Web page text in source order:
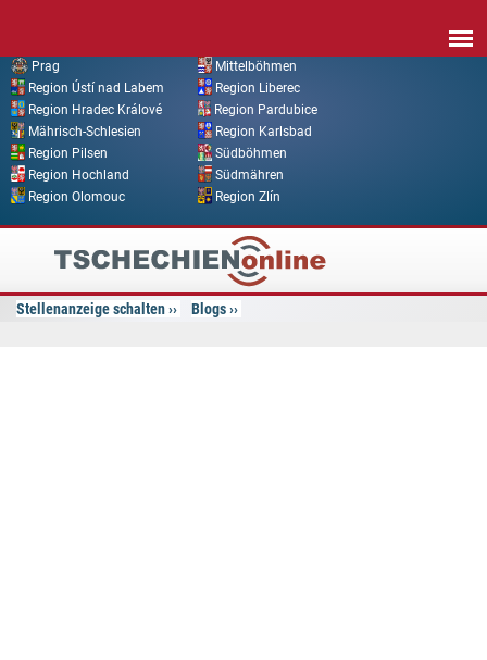
Prag
Mittelböhmen
Region Ústí nad Labem
Region Liberec
Region Hradec Králové
Region Pardubice
Mährisch-Schlesien
Region Karlsbad
Region Pilsen
Südböhmen
Region Hochland
Südmähren
Region Olomouc
Region Zlín
Tschechien
Online
Stellenanzeige schalten Blogs